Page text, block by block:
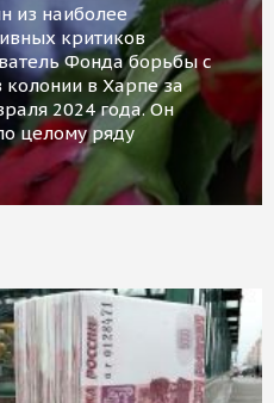
из наиболее
критиков
Фонда борьбы с
колонии в Харпе за
2024 года. Он
целому ряду